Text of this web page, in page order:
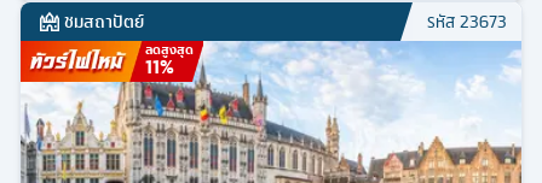
ชมสถาปัตย์ รหัส23673
ลดสูงสุด
11%